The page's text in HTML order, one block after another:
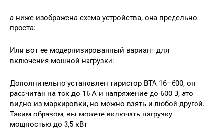
а ниже изображена схема устройства, она предельно
проста:
Или вот ее модернизированный вариант для
включения мощной нагрузки:
Дополнительно установлен тиристор BTA 16–600, он
рассчитан на ток до 16 А и напряжение до 600 В, это
видно из маркировки, но можно взять и любой другой.
Таким образом, вы можете включать нагрузку
мощностью до 3,5 кВт.